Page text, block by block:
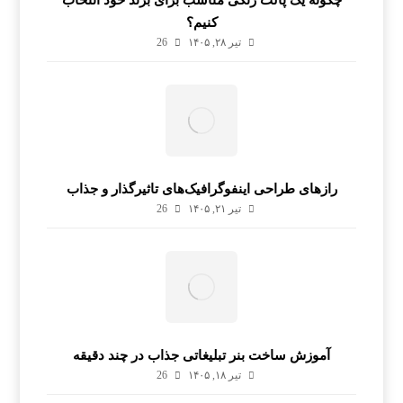
کنیم؟
تیر ۲۸, ۱۴۰۵ 26
رازهای طراحی اینفوگرافیک‌های تاثیرگذار و جذاب
تیر ۲۱, ۱۴۰۵ 26
آموزش ساخت بنر تبلیغاتی جذاب در چند دقیقه
تیر ۱۸, ۱۴۰۵ 26